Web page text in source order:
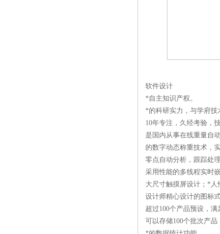
软件设计
*自主知识产权。
*的科研实力，与学府
10年专注，久经考验，
是国内从事在线重量自
的数字动态称重技术，
零点自动分析，跟踪处
采用性能的多线程实时
大尺寸触摸屏设计；*人
设计师精心设计的图标
超过100个产品预设，
可以存储100个批次产